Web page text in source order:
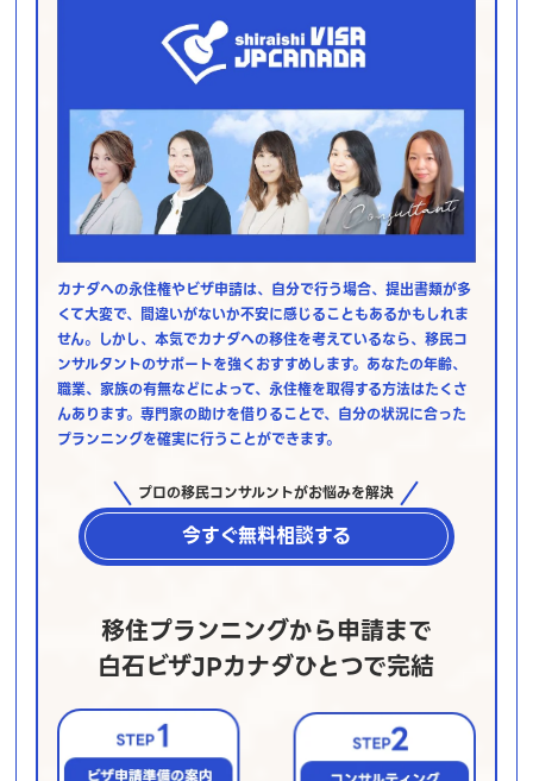
カナダへの永住権やビザ申請は、自分で行う場合、提出書類が多
くて大変で、間違いがないか不安に感じることもあるかもしれま
せん。しかし、本気でカナダへの移住を考えているなら、移民コ
ンサルタントのサポートを強くおすすめします。あなたの年齢、
職業、家族の有無などによって、永住権を取得する方法はたくさ
んあります。専門家の助けを借りることで、自分の状況に合った
プランニングを確実に行うことができます。
プロの移民コンサルントがお悩みを解決
今すぐ無料相談する
移住プランニングから申請まで
白石ビザJPカナダひとつで完結